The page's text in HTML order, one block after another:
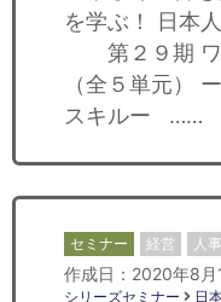
を学ぶ！ 日本
第２９期 ワ
（全５単元）
スキルー ……
セミナー 経営 人
作成日：2020年8月
シリーズセミナー 日